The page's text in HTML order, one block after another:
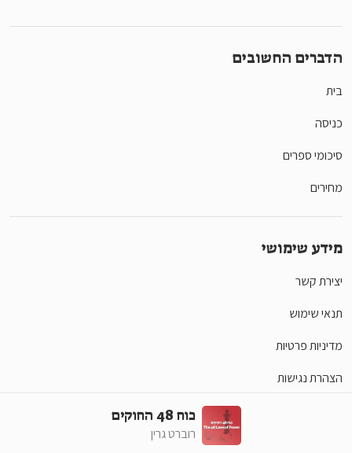
כוח 48 החוקים
רוברט גרין
הדברים החשובים
בית
כניסה
סיכומי ספרים
מחירים
מידע שימושי
יצירת קשר
תנאי שימוש
מדיניות פרטיות
הצהרת נגישות